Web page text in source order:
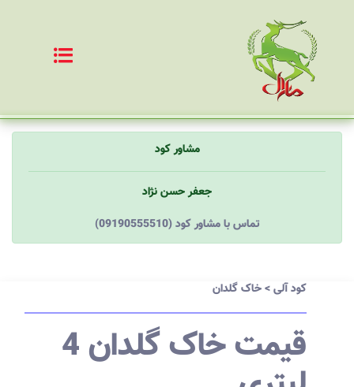
مشاور کود
جعفر حسن نژاد
(09190555510) تماس با مشاور کود
کود آلی>خاک گلدان
قیمت خاک گلدان 4